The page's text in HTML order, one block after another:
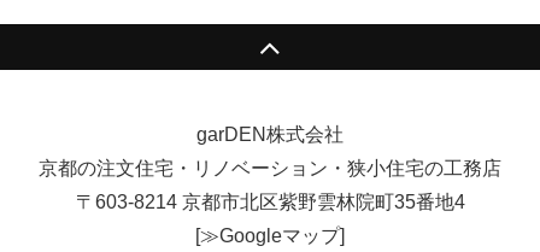
garDEN株式会社
京都の注文住宅・リノベーション・狭小住宅の工務店
〒603-8214 京都市北区紫野雲林院町35番地4
[≫Googleマップ]